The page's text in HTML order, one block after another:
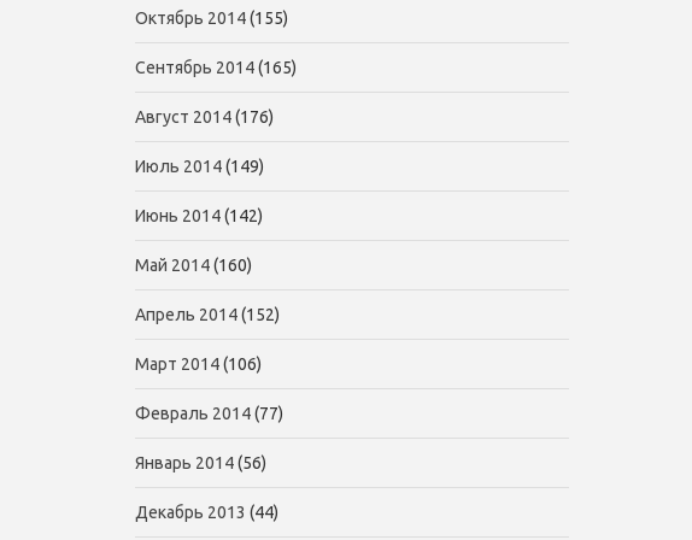
Октябрь 2014(155)
Сентябрь 2014(165)
Август 2014(176)
Июль 2014(149)
Июнь 2014(142)
Май 2014(160)
Апрель 2014(152)
Март 2014(106)
Февраль 2014(77)
Январь 2014(56)
Декабрь 2013 (44)